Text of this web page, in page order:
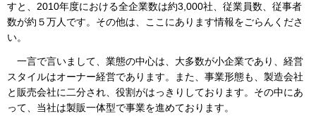
すと、2010年度における全企業数は約3,000社、従業員数、従事者
数が約５万人です。その他は、ここにあります情報をごらんくださ
い。
一言で言いまして、業態の中心は、大多数が小企業であり、経営
スタイルはオーナー経営であります。また、事業形態も、製造会社
と販売会社に二分され、役割がはっきりしております。その中にあ
って、当社は製販一体型で事業を進めております。